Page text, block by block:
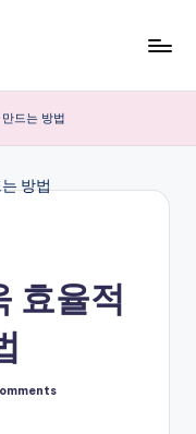
드는 방법
효율적